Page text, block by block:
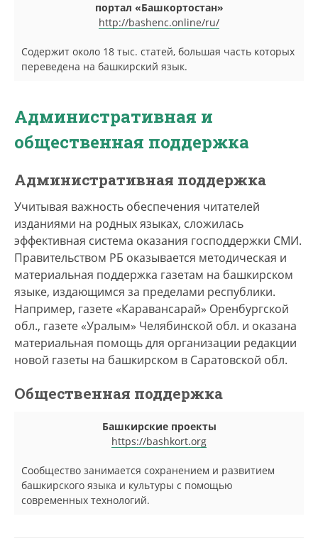
портал «Башкортостан»
http://bashenc.online/ru/
Содержит около 18 тыс. статей, большая часть которых
переведена на башкирский язык.
Административная и
общественная поддержка
Административная поддержка
Учитывая важность обеспечения читателей
изданиями на родных языках, сложилась
эффективная система оказания господдержки СМИ.
Правительством РБ оказывается методическая и
материальная поддержка газетам на башкирском
языке, издающимся за пределами республики.
Например, газете «Каравансарай» Оренбургской
обл., газете «Уралым» Челябинской обл. и оказана
материальная помощь для организации редакции
новой газеты на башкирском в Саратовской обл.
Общественная поддержка
Башкирские проекты
https://bashkort.org
Сообщество занимается сохранением и развитием
башкирского языка и культуры с помощью
современных технологий.